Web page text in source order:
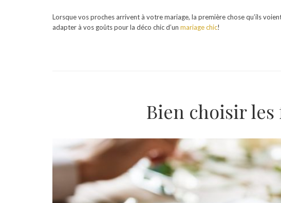
Lorsque vos proches arrivent à votre mariage, la première chose qu’ils
adapter à vos goûts pour la déco chic d’un mariage chic!
Bien choisir